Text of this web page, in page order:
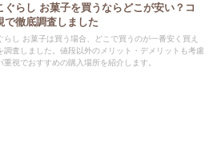
ぐらし お菓子を買うならどこが安い？コ
で徹底調査しました
らし お菓子は買う場合、どこで買うのが一番安く買え
調査しました。値段以外のメリット・デメリットも考慮
重視でおすすめの購入場所を紹介します。